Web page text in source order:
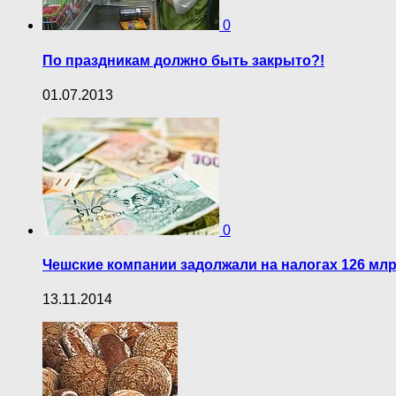
0
По праздникам должно быть закрыто?!
01.07.2013
0
Чешские компании задолжали на налогах 126
13.11.2014